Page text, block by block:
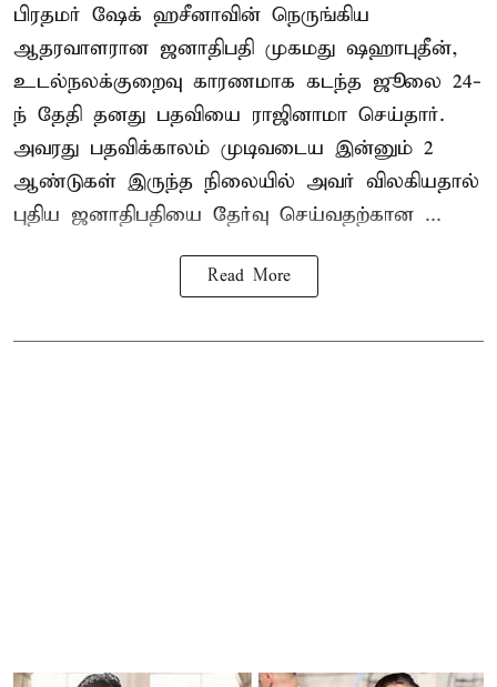
பிரதமர் ஷேக் ஹசீனாவின் நெருங்கிய
ஆதரவாளரான ஜனாதிபதி முகமது ஷஹாபுதீன்,
உடல்நலக்குறைவு காரணமாக கடந்த ஜூலை 24-
ந் தேதி தனது பதவியை ராஜினாமா செய்தார்.
அவரது பதவிக்காலம் முடிவடைய இன்னும் 2
ஆண்டுகள் இருந்த நிலையில் அவர் விலகியதால்
புதிய ஜனாதிபதியை தேர்வு செய்வதற்கான ...
Read More